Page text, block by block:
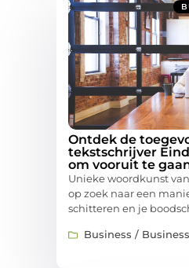
Ontdek de
tekstschrijver
om vooruit te
Unieke woordkunst
op zoek naar een
schitteren en je
Business /